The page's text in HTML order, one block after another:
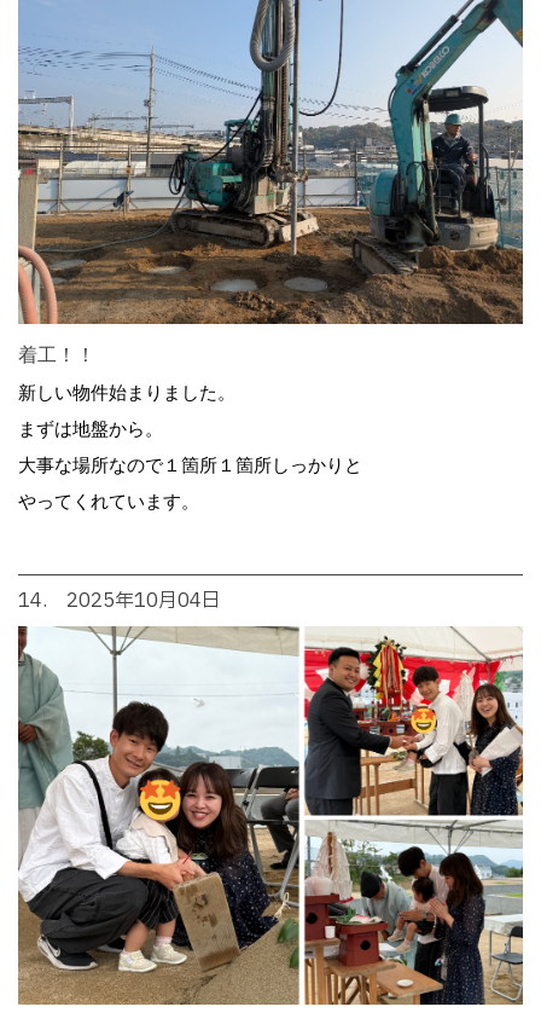
着工！！
新しい物件始まりました。
まずは地盤から。
大事な場所なので１箇所１箇所しっかりと
やってくれています。
14. 2025年10月04日